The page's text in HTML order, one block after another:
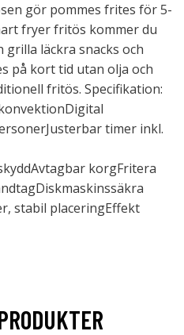
gör pommes frites för 5-
fryer fritös kommer du
läckra snacks och
på kort tid utan olja och
fritös. Specifikation:
timer inkl.
korgFritera
stabil placeringEffekt